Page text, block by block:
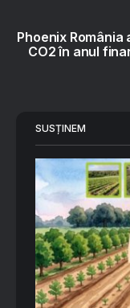
Phoenix
CO2 în anul
SUSȚINEM